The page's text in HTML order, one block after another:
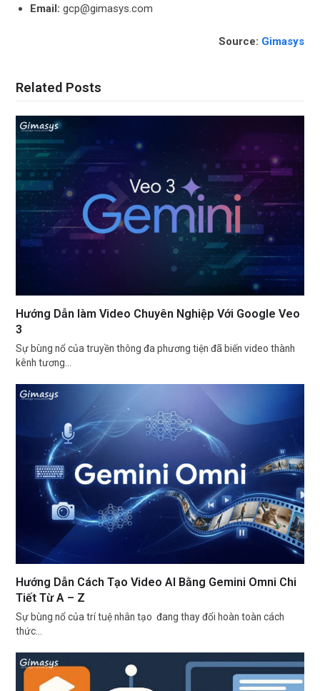
Email:gcp@gimasys.com
Source: Gimasys
Related Posts
Hướng Dẫn làm Video Chuyên Nghiệp Với Google Veo
3
Sự bùng nổ của truyền thông đa phương tiện đã biến video thành
kênh tương…
Hướng Dẫn Cách Tạo Video AI Bằng Gemini Omni Chi
Tiết Từ A – Z
Sự bùng nổ của trí tuệ nhân tạo đang thay đổi hoàn toàn cách
thức…